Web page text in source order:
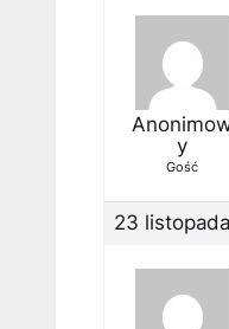
y
Gość
23